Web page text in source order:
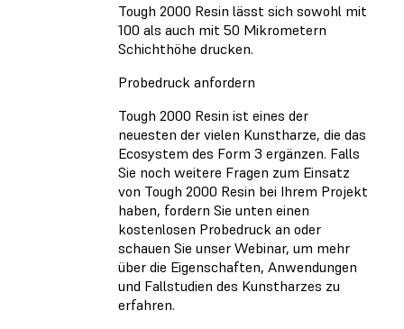
Tough 2000 Resin lässt sich sowohl mit
100 als auch mit 50 Mikrometern
Schichthöhe drucken.
Probedruck anfordern
Tough 2000 Resin ist eines der
neuesten der vielen Kunstharze, die das
Ecosystem des Form 3 ergänzen. Falls
Sie noch weitere Fragen zum Einsatz
von Tough 2000 Resin bei Ihrem Projekt
haben, fordern Sie unten einen
kostenlosen Probedruck an oder
schauen Sie unser Webinar, um mehr
über die Eigenschaften, Anwendungen
und Fallstudien des Kunstharzes zu
erfahren.